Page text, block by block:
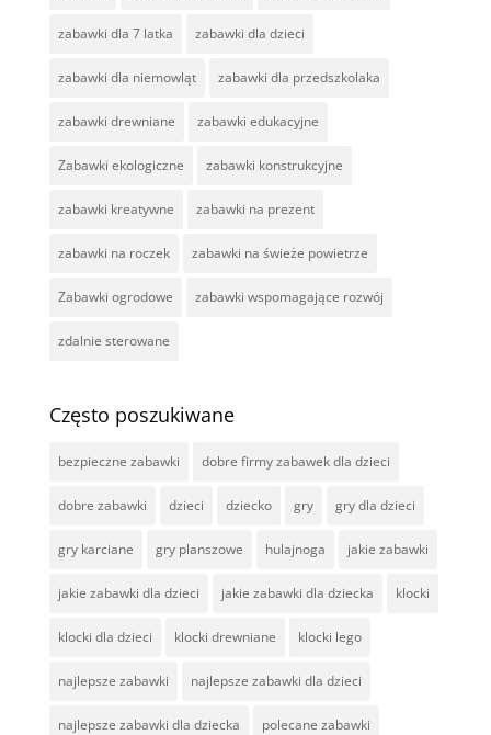
zabawki dla 7 latka zabawki dla dzieci
zabawki dla niemowląt zabawki dla przedszkolaka
zabawki drewniane zabawki edukacyjne
Zabawki ekologiczne zabawki konstrukcyjne
zabawki kreatywne zabawki na prezent
zabawki na roczek zabawki na świeże powietrze
Zabawki ogrodowe zabawki wspomagające rozwój
zdalnie sterowane
Często poszukiwane
bezpieczne zabawki dobre firmy zabawek dla dzieci
dobre zabawki dzieci dziecko gry gry dla dzieci
gry karciane gry planszowe hulajnoga jakie zabawki
jakie zabawki dla dzieci jakie zabawki dla dziecka klocki
klocki dla dzieci klocki drewniane klocki lego
najlepsze zabawki najlepsze zabawki dla dzieci
najlepsze zabawki dla dziecka polecane zabawki